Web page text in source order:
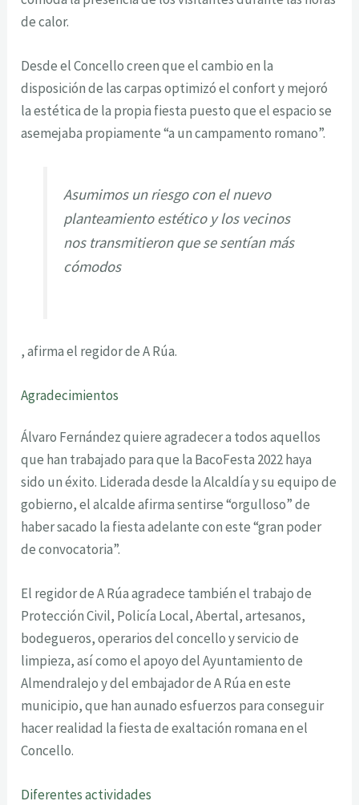
de calor.
Desde el Concello creen que el cambio en la
disposición de las carpas optimizó el confort y mejoró
la estética de la propia fiesta puesto que el espacio se
asemejaba propiamente “a un campamento romano”.
Asumimos un riesgo con el nuevo
planteamiento estético y los vecinos
nos transmitieron que se sentían más
cómodos
, afirma el regidor de A Rúa.
Agradecimientos
Álvaro Fernández quiere agradecer a todos aquellos
que han trabajado para que la BacoFesta 2022 haya
sido un éxito. Liderada desde la Alcaldía y su equipo de
gobierno, el alcalde afirma sentirse “orgulloso” de
haber sacado la fiesta adelante con este “gran poder
de convocatoria”.
El regidor de A Rúa agradece también el trabajo de
Protección Civil, Policía Local, Abertal, artesanos,
bodegueros, operarios del concello y servicio de
limpieza, así como el apoyo del Ayuntamiento de
Almendralejo y del embajador de A Rúa en este
municipio, que han aunado esfuerzos para conseguir
hacer realidad la fiesta de exaltación romana en el
Concello.
Diferentes actividades